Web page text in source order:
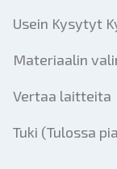
Usein Kysytyt
Materiaalin
Vertaa laitteita
Tuki (Tulossa